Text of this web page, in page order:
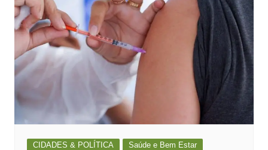
CIDADES & POLÍTICA Saúde e Bem Estar